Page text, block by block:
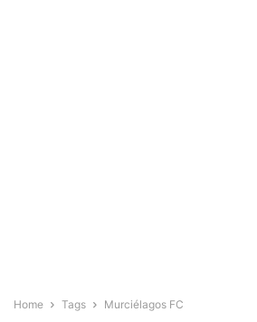
Home Tags Murciélagos FC